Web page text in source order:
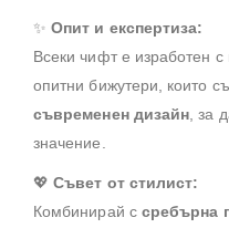
✨Опит и експертиза:
Всеки чифт е изработен
опитни бижутери, които
съвременен дизайн , за
значение.
💖Съвет от стилист:
Комбинирай с сребърна